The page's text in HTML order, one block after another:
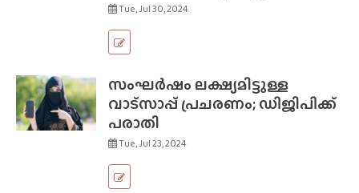
Tue, Jul 30, 2024
സംഘർഷം ലക്ഷ്യമിട്ടുള്ള
വാട്‌സാപ്പ് പ്രചരണം; ഡിജിപിക്ക്
പരാതി
Tue, Jul 23, 2024